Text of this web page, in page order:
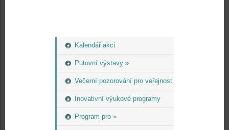
Kalendář akcí
Putovní výstavy »
Večerní pozorování pro veřejnost
Inovativní výukové programy
Program pro »